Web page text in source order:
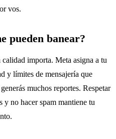
vos.
pueden banear?
importa. Meta asigna a tu
y límites de mensajería que
muchos reportes. Respetar
y no hacer spam mantiene tu